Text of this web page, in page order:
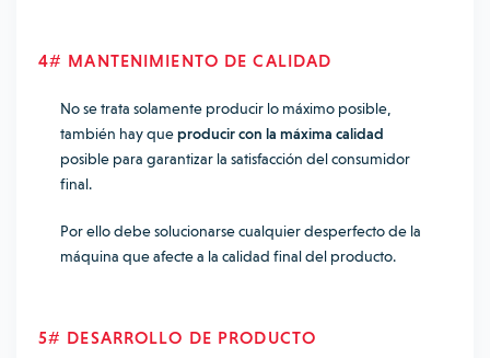
4# MANTENIMIENTO DE CALIDAD
No se trata solamente producir lo máximo posible,
también hay queproducir con la máxima calidad
posible para garantizar la satisfacción del consumidor
final.
Por ello debe solucionarse cualquier desperfecto de la
máquina que afecte a la calidad final del producto.
5# DESARROLLO DE PRODUCTO